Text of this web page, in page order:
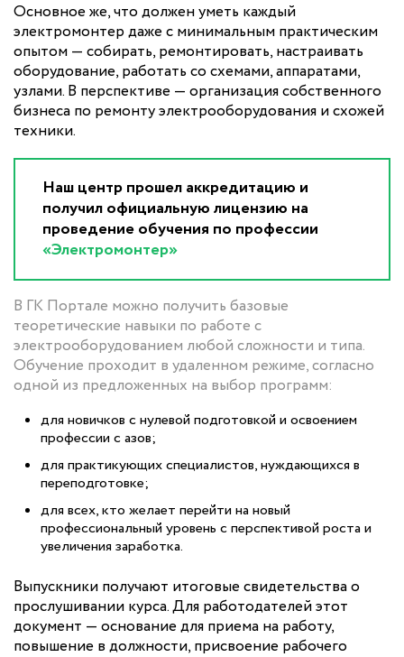
Основное же, что должен уметь каждый
электромонтер даже с минимальным практическим
опытом — собирать, ремонтировать, настраивать
оборудование, работать со схемами, аппаратами,
узлами. В перспективе — организация собственного
бизнеса по ремонту электрооборудования и схожей
техники.
Наш центр прошел аккредитацию и
получил официальную лицензию на
проведение обучения по профессии
«Электромонтер»
В ГК Портале можно получить базовые
теоретические навыки по работе с
электрооборудованием любой сложности и типа.
Обучение проходит в удаленном режиме, согласно
одной из предложенных на выбор программ:
для новичков с нулевой подготовкой и освоением
профессии с азов;
для практикующих специалистов, нуждающихся в
переподготовке;
для всех, кто желает перейти на новый
профессиональный уровень с перспективой роста и
увеличения заработка.
Выпускники получают итоговые свидетельства о
прослушивании курса. Для работодателей этот
документ — основание для приема на работу,
повышение в должности, присвоение рабочего